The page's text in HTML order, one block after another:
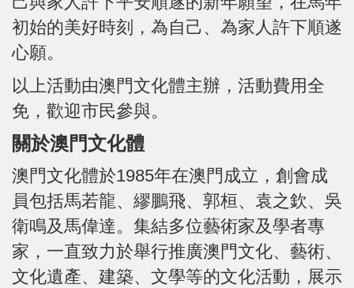
初始的美好時刻，為自己、為家人許下順遂
心願。
以上活動由澳門文化體主辦，活動費用全
免，歡迎市民參與。
關於澳門文化體
澳門文化體於1985年在澳門成立，創會成
員包括馬若龍、繆鵬飛、郭桓、袁之欽、吳
衛鳴及馬偉達。集結多位藝術家及學者專
家，一直致力於舉行推廣澳門文化、藝術、
文化遺產、建築、文學等的文化活動，展示